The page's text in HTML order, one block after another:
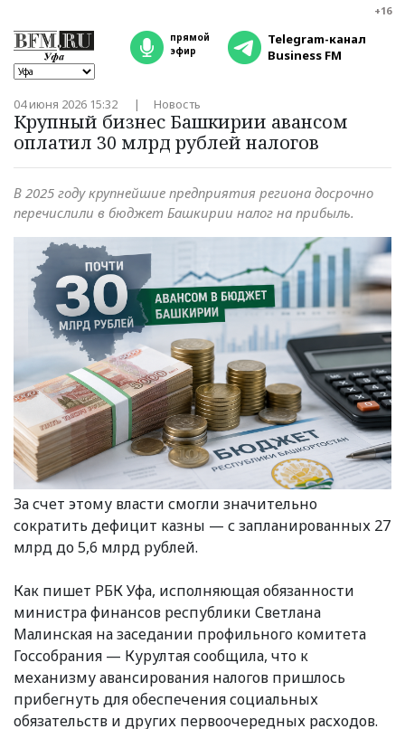
+16
прямой
эфир
Telegram-канал
Business FM
04 июня 2026 15:32 Новость
Крупный бизнес Башкирии авансом
оплатил 30 млрд рублей налогов
В 2025 году крупнейшие предприятия региона досрочно
перечислили в бюджет Башкирии налог на прибыль.
За счет этому власти смогли значительно
сократить дефицит казны — с запланированных 27
млрд до 5,6 млрд рублей.
Как пишет РБК Уфа, исполняющая обязанности
министра финансов республики Светлана
Малинская на заседании профильного комитета
Госсобрания — Курултая сообщила, что к
механизму авансирования налогов пришлось
прибегнуть для обеспечения социальных
обязательств и других первоочередных расходов.